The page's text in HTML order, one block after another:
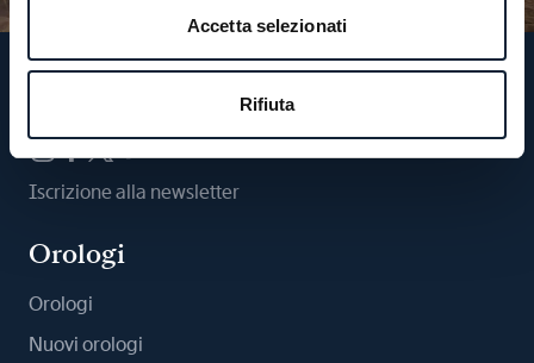
Accetta selezionati
Rifiuta
Iscrizione alla newsletter
Orologi
Orologi
Nuovi orologi